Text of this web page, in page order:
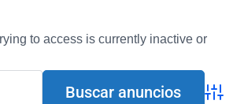
to access is currently inactive or